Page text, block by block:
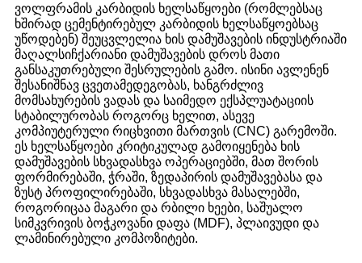
ვოლფრამის კარბიდის ხელსაწყოები (რომლებსაც
ხშირად ცემენტირებულ კარბიდის ხელსაწყოებსაც
უწოდებენ) შეუცვლელია ხის დამუშავების ინდუსტრიაში
მაღალსიჩქარიანი დამუშავების დროს მათი
განსაკუთრებული შესრულების გამო. ისინი ავლენენ
შესანიშნავ ცვეთამედეგობას, ხანგრძლივ
მომსახურების ვადას და საიმედო ექსპლუატაციის
სტაბილურობას როგორც ხელით, ასევე
კომპიუტერული რიცხვითი მართვის (CNC) გარემოში.
ეს ხელსაწყოები კრიტიკულად გამოიყენება ხის
დამუშავების სხვადასხვა ოპერაციებში, მათ შორის
ფორმირებაში, ჭრაში, ზედაპირის დამუშავებასა და
ზუსტ პროფილირებაში, სხვადასხვა მასალებში,
როგორიცაა მაგარი და რბილი ხეები, საშუალო
სიმკვრივის ბოჭკოვანი დაფა (MDF), პლაივუდი და
ლამინირებული კომპოზიტები.